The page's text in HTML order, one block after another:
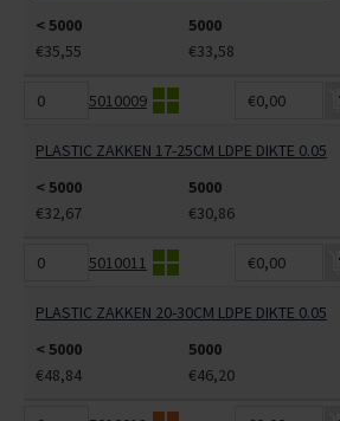
< 5000
5000
€35,55
€33,58
5010009 €0,00
PLASTIC ZAKKEN 17-25CM LDPE DIKTE 0.05
< 5000
5000
€32,67
€30,86
5010011 €0,00
PLASTIC ZAKKEN 20-30CM LDPE DIKTE 0.05
< 5000
5000
€48,84
€46,20